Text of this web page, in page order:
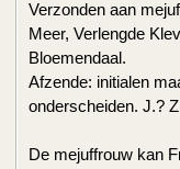
Verzonden aan
Meer, Verlengde
Bloemendaal.
Afzende: initialen
onderscheiden. J.?
De mejuffrouw kan